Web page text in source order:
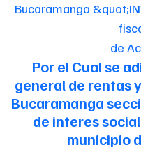
de
Por el Cual se
general de rentas
Bucaramanga
de interes
municipio